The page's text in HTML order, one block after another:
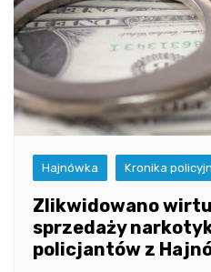
Hajnówka Kronika
Zlikwidowano
sprzedaży
policjantów z